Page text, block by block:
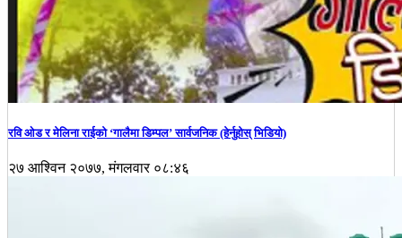
रवि ओड र मेलिना राईको ‘गालैमा डिम्पल’ सार्वजनिक (हेर्नुहोस् भिडियो)
२७ आश्विन २०७७, मंगलवार ०८:४६